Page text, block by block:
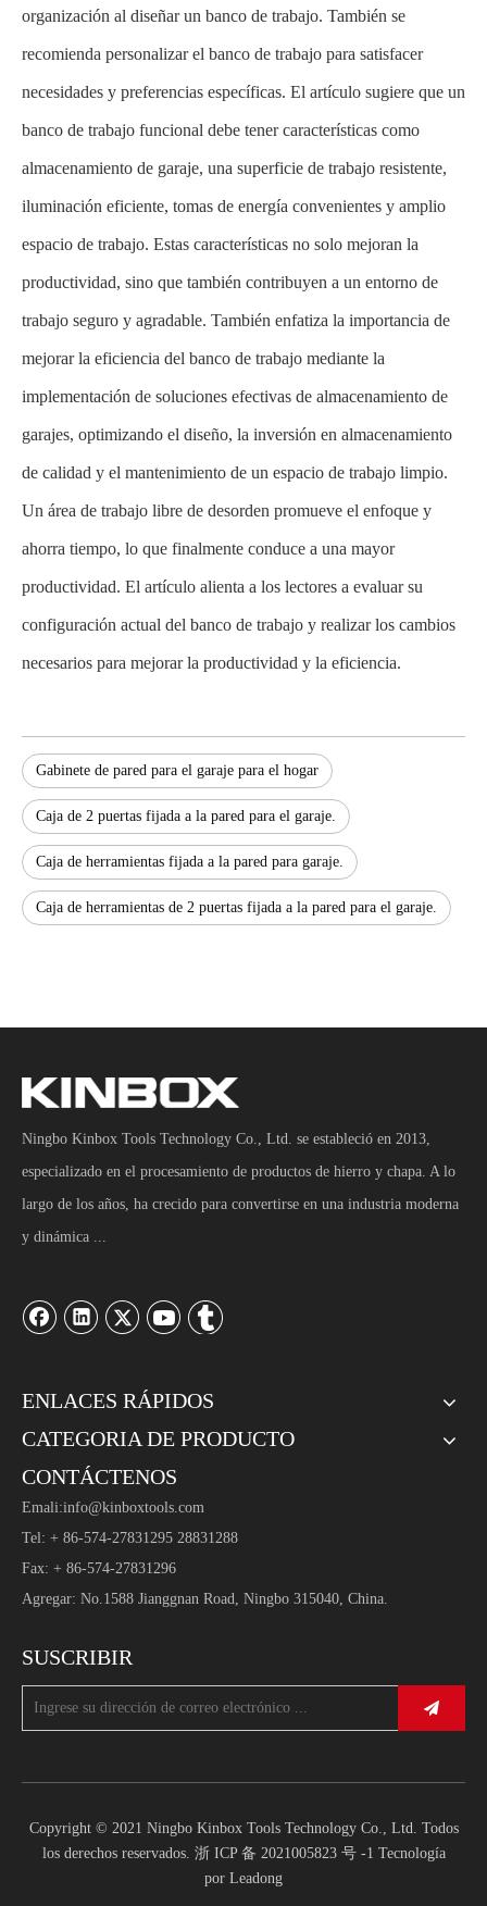
organización al diseñar un banco de trabajo. También se
recomienda personalizar el banco de trabajo para satisfacer
necesidades y preferencias específicas. El artículo sugiere que un
banco de trabajo funcional debe tener características como
almacenamiento de garaje, una superficie de trabajo resistente,
iluminación eficiente, tomas de energía convenientes y amplio
espacio de trabajo. Estas características no solo mejoran la
productividad, sino que también contribuyen a un entorno de
trabajo seguro y agradable. También enfatiza la importancia de
mejorar la eficiencia del banco de trabajo mediante la
implementación de soluciones efectivas de almacenamiento de
garajes, optimizando el diseño, la inversión en almacenamiento
de calidad y el mantenimiento de un espacio de trabajo limpio.
Un área de trabajo libre de desorden promueve el enfoque y
ahorra tiempo, lo que finalmente conduce a una mayor
productividad. El artículo alienta a los lectores a evaluar su
configuración actual del banco de trabajo y realizar los cambios
necesarios para mejorar la productividad y la eficiencia.
Gabinete de pared para el garaje para el hogar
Caja de 2 puertas fijada a la pared para el garaje.
Caja de herramientas fijada a la pared para garaje.
Caja de herramientas de 2 puertas fijada a la pared para el garaje.
Ningbo Kinbox Tools Technology Co., Ltd. se estableció en 2013,
especializado en el procesamiento de productos de hierro y chapa. A lo
largo de los años, ha crecido para convertirse en una industria moderna
y dinámica ...
ENLACES RÁPIDOS
CATEGORIA DE PRODUCTO
CONTÁCTENOS
Emali:info@kinboxtools.com
Tel: + 86-574-27831295 28831288
Fax: + 86-574-27831296
Agregar: No.1588 Jianggnan Road, Ningbo 315040, China.
SUSCRIBIR
Copyright © 2021 Ningbo Kinbox Tools Technology Co., Ltd. Todos
los derechos reservados. 浙 ICP 备 2021005823 号 -1 Tecnología
por Leadong